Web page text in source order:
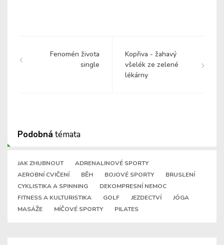
Fenomén života
single
Kopřiva - žahavý
všelék ze zelené
lékárny
Podobná témata
JAK ZHUBNOUT
ADRENALINOVÉ SPORTY
AEROBNÍ CVIČENÍ
BĚH BOJOVÉ SPORTY
BRUSLENÍ
CYKLISTIKA A SPINNING
DEKOMPRESNÍ NEMOC
FITNESS A KULTURISTIKA
GOLF JEZDECTVÍ
JÓGA
MASÁŽE
MÍČOVÉ SPORTY PILATES